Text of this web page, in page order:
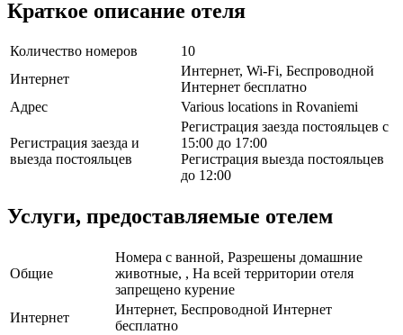
Краткое описание отеля
Количество номеров
10
Интернет
Интернет, Wi-Fi, Беспроводной
Интернет бесплатно
Адрес
Various locations in Rovaniemi
Регистрация заезда и
выезда постояльцев
Регистрация заезда постояльцев с
15:00 до 17:00
Регистрация выезда постояльцев
до 12:00
Услуги, предоставляемые отелем
Общие
Номера с ванной, Разрешены домашние
животные, , На всей территории отеля
запрещено курение
Интернет
Интернет, Беспроводной Интернет
бесплатно